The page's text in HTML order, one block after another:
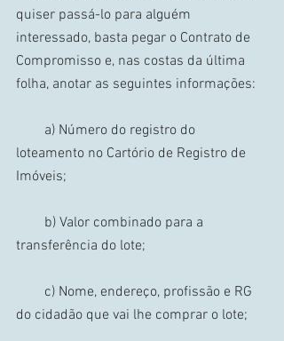
quiser passá-lo para alguém
interessado, basta pegar o Contrato de
Compromisso e, nas costas da última
folha, anotar as seguintes informações:
loteamento no Cartório de Registro de
Imóveis;
transferência do lote;
do cidadão que vai lhe comprar o lote;